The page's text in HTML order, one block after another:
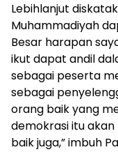
Lebihlanjut
Muhammadiyah
Besar harapan
ikut dapat andil
sebagai peserta
sebagai
orang baik yang
demokrasi itu
baik juga,” imbuh